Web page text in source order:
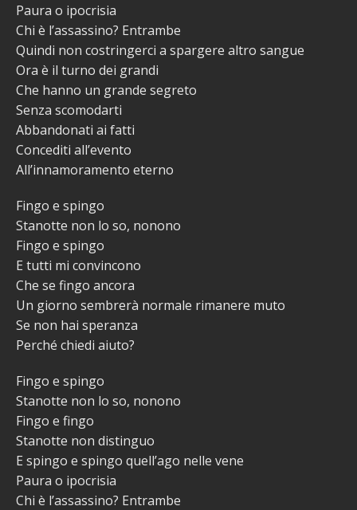
Paura o ipocrisia
Chi è l’assassino? Entrambe
Quindi non costringerci a spargere altro sangue
Ora è il turno dei grandi
Che hanno un grande segreto
Senza scomodarti
Abbandonati ai fatti
Concediti all’evento
All’innamoramento eterno
Fingo e spingo
Stanotte non lo so, nonono
Fingo e spingo
E tutti mi convincono
Che se fingo ancora
Un giorno sembrerà normale rimanere muto
Se non hai speranza
Perché chiedi aiuto?
Fingo e spingo
Stanotte non lo so, nonono
Fingo e fingo
Stanotte non distinguo
E spingo e spingo quell’ago nelle vene
Paura o ipocrisia
Chi è l’assassino? Entrambe